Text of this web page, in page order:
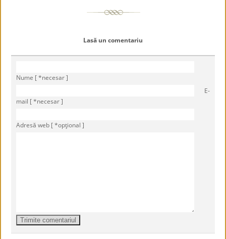
Lasă un comentariu
Nume [ *necesar ]
E-
mail [ *necesar ]
Adresă web [ *opţional ]